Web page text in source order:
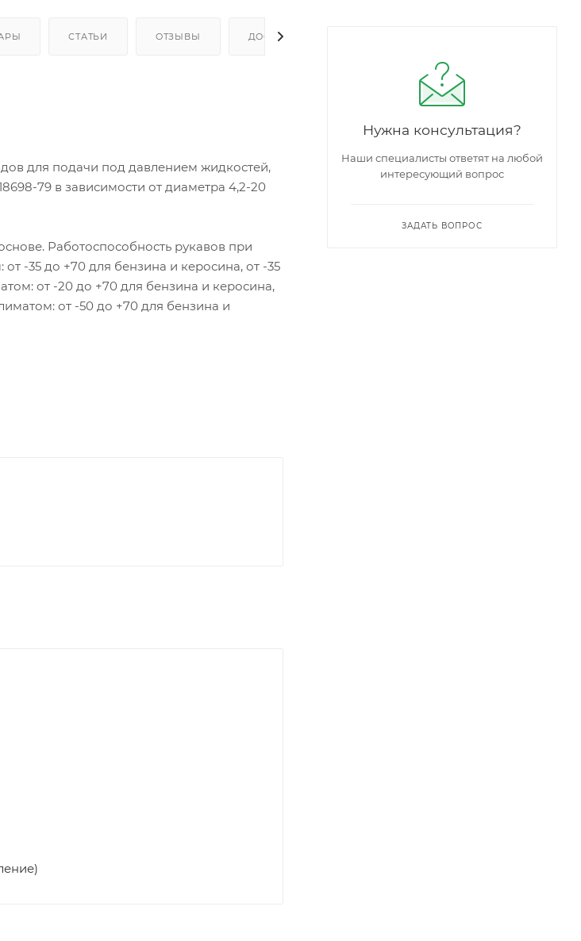
СТАТЬИ ОТЗЫВЫ ДОСТАВКА И ОПЛАТА
для подачи под давлением жидкостей,
79 в зависимости от диаметра 4,2-20
Работоспособность рукавов при
-35 до +70 для бензина и керосина, от -35
от -20 до +70 для бензина и керосина,
от -50 до +70 для бензина и
Нужна консультация?
Наши специалисты ответят на любой
интересующий вопрос
ЗАДАТЬ ВОПРОС